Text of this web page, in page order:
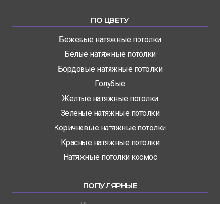
ПО ЦВЕТУ
Бежевые натяжные потолки
Белые натяжные потолки
Бордовые натяжные потолки
Голубые
Желтые натяжные потолки
Зеленые натяжные потолки
Коричневые натяжные потолки
Красные натяжные потолки
Натяжные потолки космос
ПОПУЛЯРНЫЕ